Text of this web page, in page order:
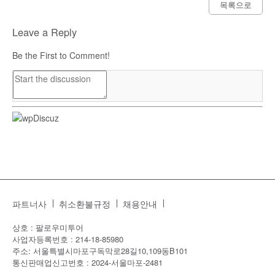
목록으로
Leave a Reply
Be the First to Comment!
파트너사 취소환불규정 채용안내
상호 : 팔로우미투어
사업자등록번호 : 214-18-85980
주소: 서울특별시마포구독막로28길10,109동B101
통신판매업신고번호 : 2024-서울마포-2481